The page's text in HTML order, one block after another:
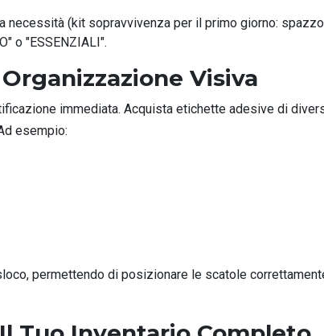
necessità (kit sopravvivenza per il primo giorno:
o "ESSENZIALI".
Visiva
immediata. Acquista etichette adesive di
esempio:
permettendo di posizionare le scatole